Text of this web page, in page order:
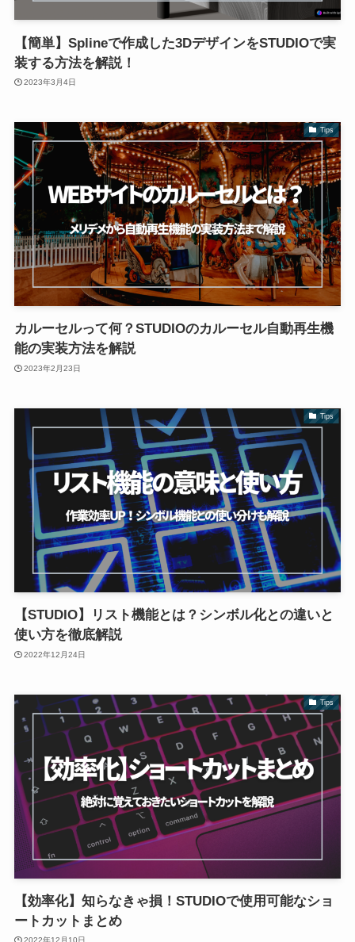
【簡単】Splineで作成した3DデザインをSTUDIOで実
装する方法を解説！
2023年3月4日
Tips
カルーセルって何？STUDIOのカルーセル自動再生機
能の実装方法を解説
2023年2月23日
Tips
【STUDIO】リスト機能とは？シンボル化との違いと
使い方を徹底解説
2022年12月24日
Tips
【効率化】知らなきゃ損！STUDIOで使用可能なショ
ートカットまとめ